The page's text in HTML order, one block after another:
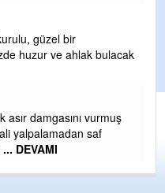
güzel bir
huzur ve ahlak bulacak
damgasını vurmuş
yalpalamadan saf
... DEVAMI